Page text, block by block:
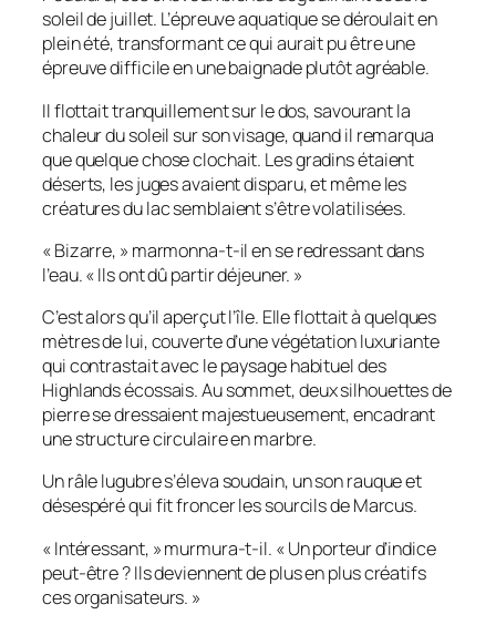
soleil de juillet. L’épreuve aquatique se déroulait en
plein été, transformant ce qui aurait pu être une
épreuve difficile en une baignade plutôt agréable.
Il flottait tranquillement sur le dos, savourant la
chaleur du soleil sur son visage, quand il remarqua
que quelque chose clochait. Les gradins étaient
déserts, les juges avaient disparu, et même les
créatures du lac semblaient s’être volatilisées.
« Bizarre, » marmonna-t-il en se redressant dans
l’eau. « Ils ont dû partir déjeuner. »
C’est alors qu’il aperçut l’île. Elle flottait à quelques
mètres de lui, couverte d’une végétation luxuriante
qui contrastait avec le paysage habituel des
Highlands écossais. Au sommet, deux silhouettes de
pierre se dressaient majestueusement, encadrant
une structure circulaire en marbre.
Un râle lugubre s’éleva soudain, un son rauque et
désespéré qui fit froncer les sourcils de Marcus.
« Intéressant, » murmura-t-il. « Un porteur d’indice
peut-être ? Ils deviennent de plus en plus créatifs
ces organisateurs. »